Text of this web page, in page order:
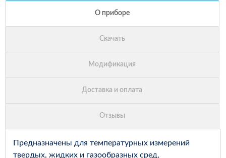
Предназначены для температурных измерений
твердых, жидких и газообразных сред,